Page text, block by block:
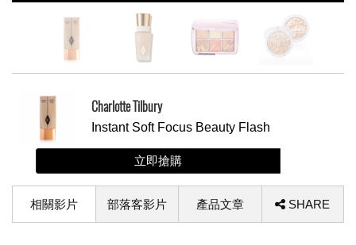
Charlotte Tilbury
Instant Soft Focus Beauty Flash
立即搶購
相關影片 部落客影片 產品文章 SHARE